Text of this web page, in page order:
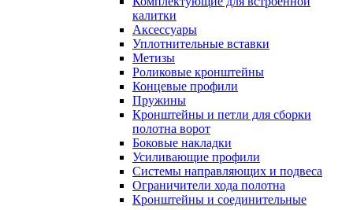
калитки
Аксессуары
Уплотнительные вставки
Метизы
Роликовые кронштейны
Концевые профили
Пружины
Кронштейны и петли для сборки
полотна ворот
Боковые накладки
Усиливающие профили
Системы направляющих и подвеса
Ограничители хода полотна
Кронштейны и соединительные